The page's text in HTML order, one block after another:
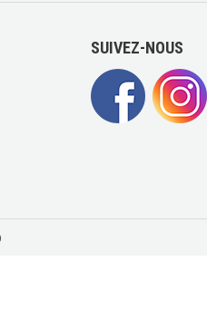
SUIVEZ-NOUS